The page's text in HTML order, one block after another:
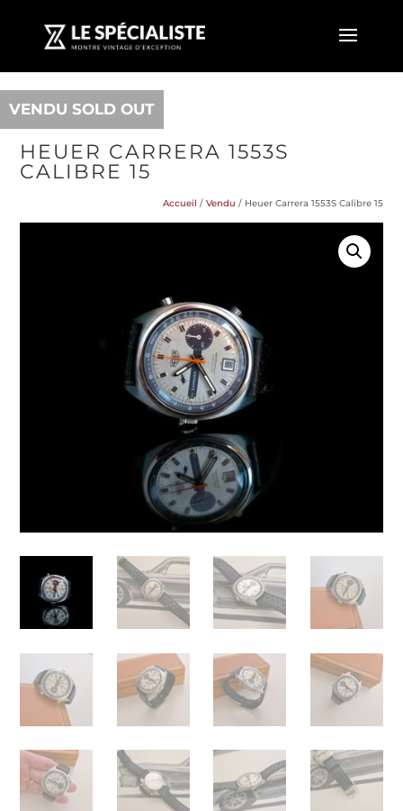
VENDU SOLD OUT
HEUER CARRERA 1553S
CALIBRE 15
Accueil / Vendu / Heuer Carrera 1553S Calibre 15